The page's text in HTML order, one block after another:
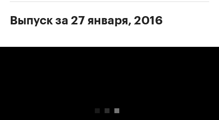
Выпуск за 27 января, 2016